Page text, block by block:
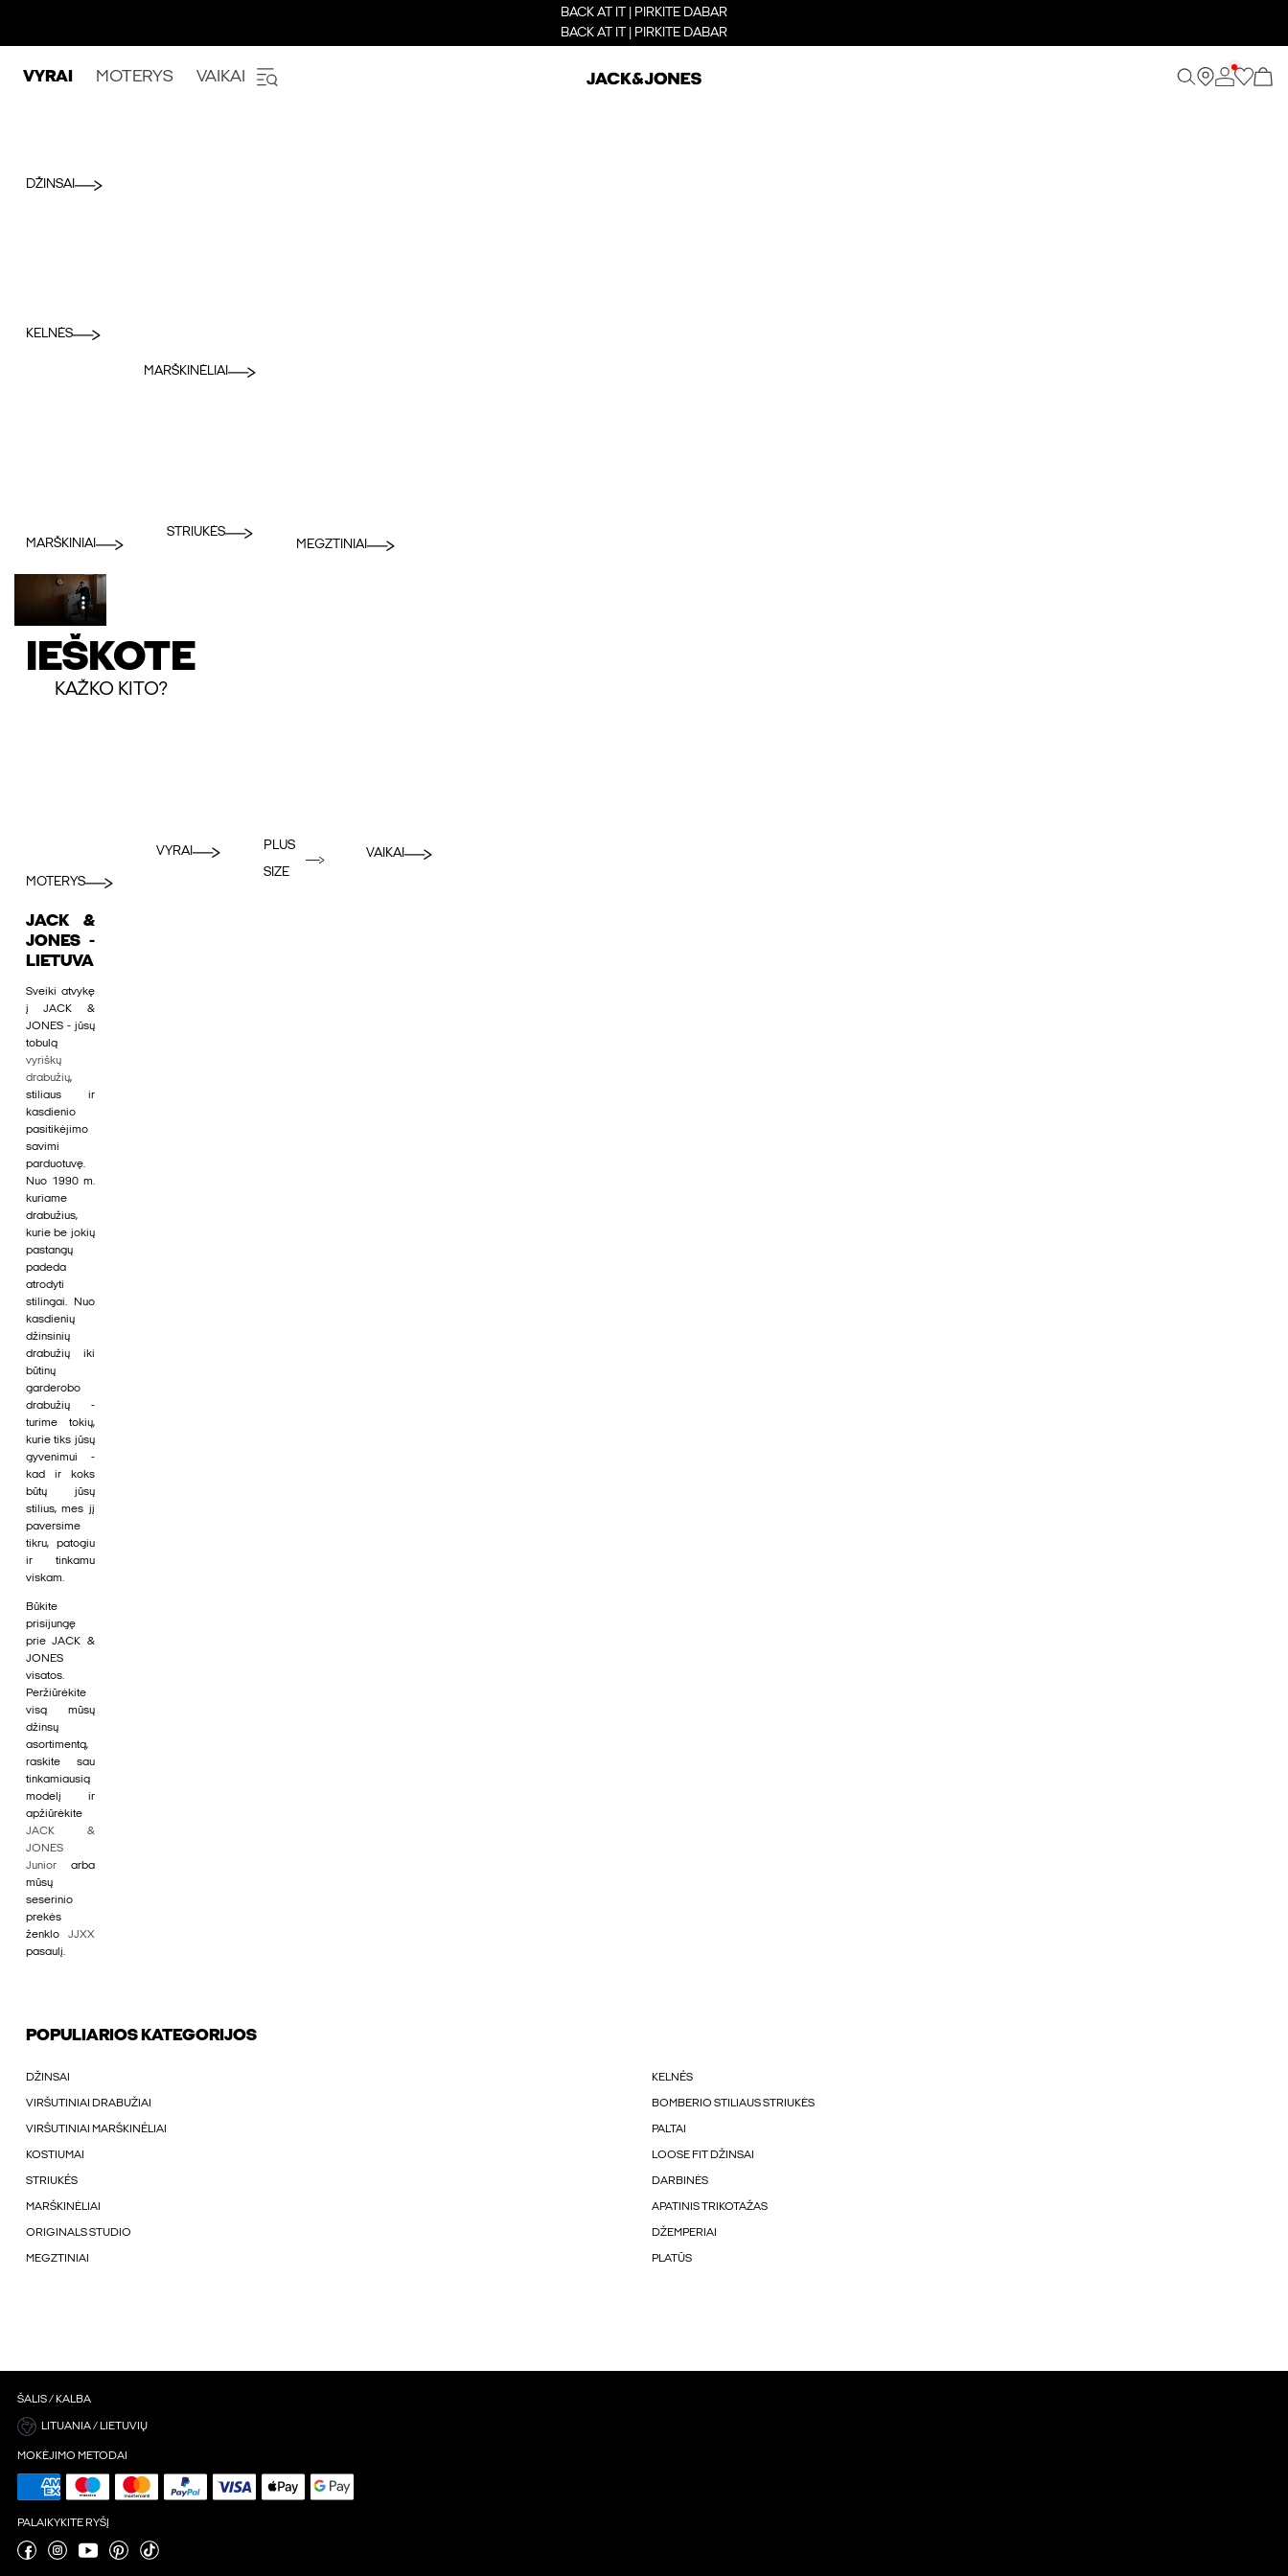
BACK AT IT | PIRKITE DABAR
BACK AT IT | PIRKITE DABAR
VYRAI MOTERYS VAIKAI
DŽINSAI
KELNĖS
MARŠKINĖLIAI
MARŠKINIAI
STRIUKĖS
MEGZTINIAI
IEŠKOTE
KAŽKO KITO?
MOTERYS
VYRAI
PLUS
SIZE
VAIKAI
JACK &
JONES -
LIETUVA
Sveiki atvykę
į JACK &
JONES - jūsų
tobulą
vyriškų
drabužių,
stiliaus ir
kasdienio
pasitikėjimo
savimi
parduotuvę.
Nuo 1990 m.
kuriame
drabužius,
kurie be jokių
pastangų
padeda
atrodyti
stilingai. Nuo
kasdienių
džinsinių
drabužių iki
būtinų
garderobo
drabužių -
turime tokių,
kurie tiks jūsų
gyvenimui -
kad ir koks
būtų jūsų
stilius, mes jį
paversime
tikru, patogiu
ir tinkamu
viskam.
Būkite
prisijungę
prie JACK &
JONES
visatos.
Peržiūrėkite
visą mūsų
džinsų
asortimentą,
raskite sau
tinkamiausią
modelį ir
apžiūrėkite
JACK &
JONES
Junior arba
mūsų
seserinio
prekės
ženklo JJXX
pasaulį.
POPULIARIOS KATEGORIJOS
DŽINSAI KELNÉS
VIRŠUTINIAI DRABUŽIAI BOMBERIO STILIAUS STRIUKĖS
VIRŠUTINIAI MARŠKINÉLIAI PALTAI
KOSTIUMAI LOOSE FIT DŽINSAI
STRIUKÉS DARBINĖS
MARŠKINĖLIAI APATINIS TRIKOTAŽAS
ORIGINALS STUDIO DŽEMPERIAI
MEGZTINIAI PLATŪS
ŠALIS / KALBA
LITUANIA / LIETUVIŲ
MOKĖJIMO METODAI
PALAIKYKITE RYŠĮ